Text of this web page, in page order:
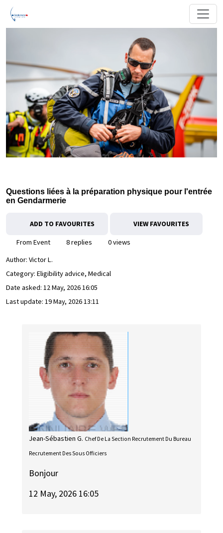
Questions liées à la préparation physique pour l'entrée
en Gendarmerie
ADD TO FAVOURITES VIEW FAVOURITES
From Event 8 replies
0 views
Author: Victor L.
Category: Eligibility advice, Medical
Date asked: 12 May, 2026 16:05
Last update: 19 May, 2026 13:11
Jean-Sébastien G. Chef De La Section Recrutement Du Bureau
Recrutement Des Sous Officiers
Bonjour
12 May, 2026 16:05